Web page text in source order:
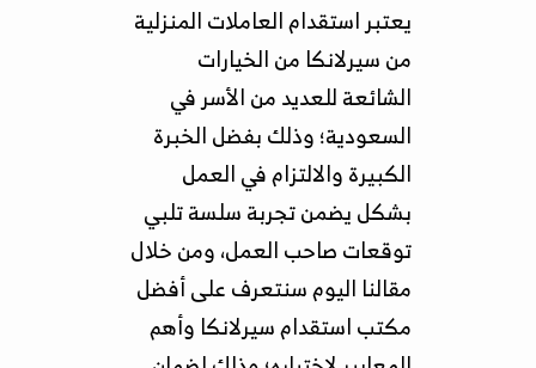
يعتبر استقدام العاملات المنزلية
من سيرلانكا من الخيارات
الشائعة للعديد من الأسر في
السعودية؛ وذلك بفضل الخبرة
الكبيرة والالتزام في العمل
بشكل يضمن تجربة سلسة تلبي
توقعات صاحب العمل، ومن خلال
مقالنا اليوم سنتعرف على أفضل
مكتب استقدام سيرلانكا وأهم